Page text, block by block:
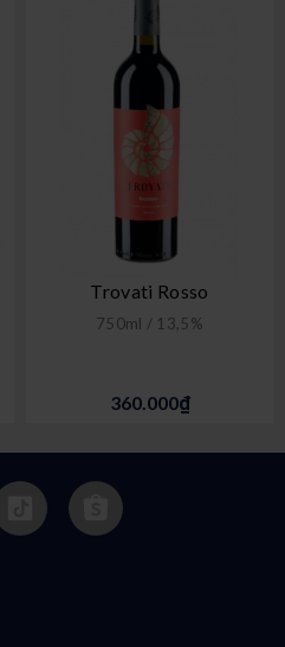
Trovati Rosso
750ml / 13,5%
360.000₫